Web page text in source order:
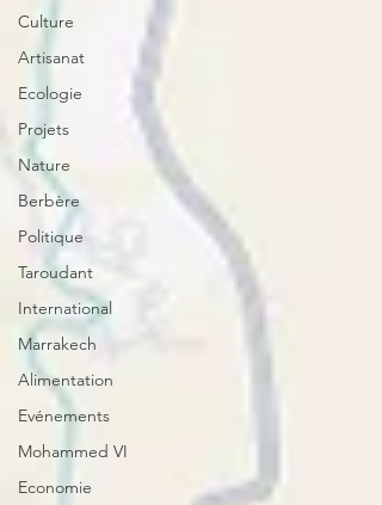
Culture
Artisanat
Ecologie
Projets
Nature
Berbère
Politique
Taroudant
International
Marrakech
Alimentation
Evénements
Mohammed VI
Economie